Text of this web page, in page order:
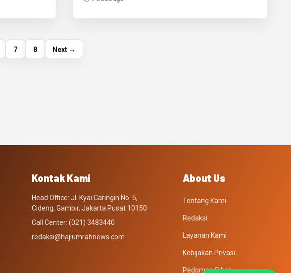
7 8 Next →
Kontak Kami
Head Office: Jl. Kyai Caringin No. 5,
Cideng, Gambir, Jakarta Pusat 10150
Call Center: (021) 3483440
redaksi@hajiumrahnews.com
About Us
Tentang Kami
Redaksi
Layanan Kami
Kebijakan Privasi
Pedoman Siber